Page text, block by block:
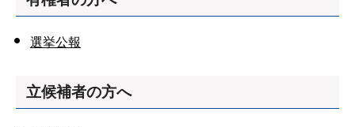
選挙公報
立候補者の方へ